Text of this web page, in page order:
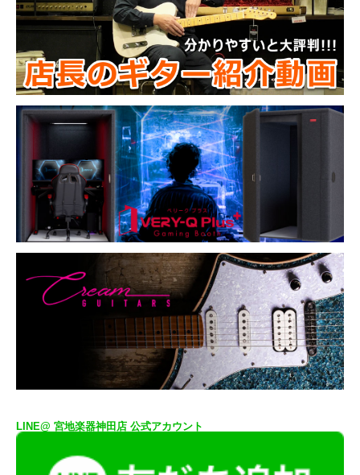
LINE@ 宮地楽器神田店 公式アカウント